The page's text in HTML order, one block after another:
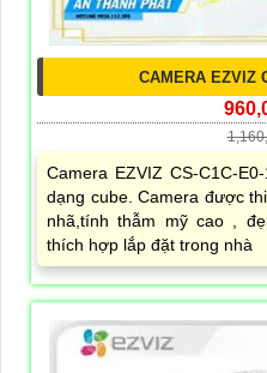
CAMERA EZVIZ
Camera EZVIZ CS-C1C-
dạng cube. Camera được
nhã,tính thẫm mỹ cao ,
thích hợp lắp đặt trong nhà